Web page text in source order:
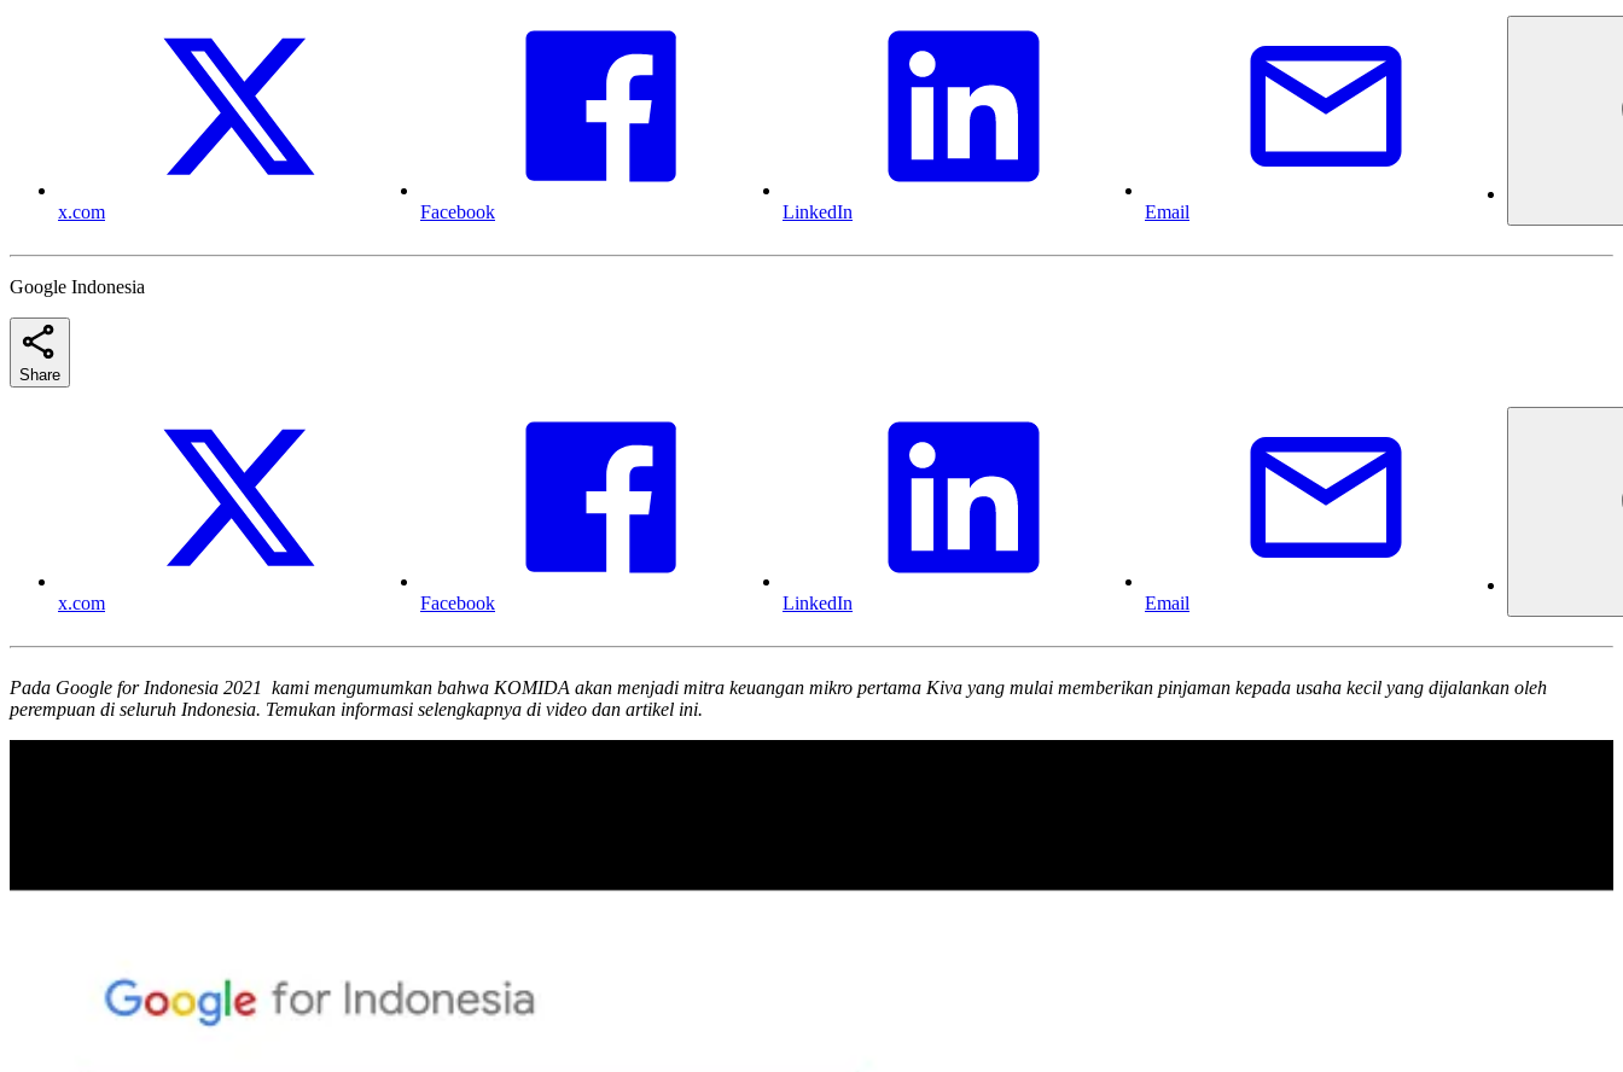
x.com Facebook LinkedIn Email
Google Indonesia
Share
x.com Facebook LinkedIn Email
Pada Google for Indonesia 2021 kami mengumumkan bahwa KOMIDA akan menjadi mitra keuangan mikro pertama Kiva yang mulai memberikan pinjaman kepada usaha kecil yang dijalankan oleh
perempuan di seluruh Indonesia. Temukan informasi selengkapnya di video dan artikel ini.